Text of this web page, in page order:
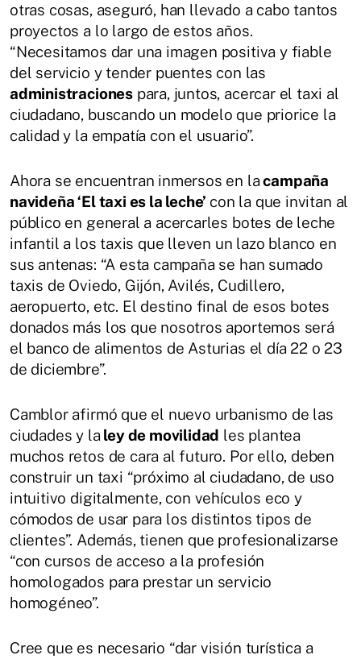
otras cosas, aseguró, han llevado a cabo tantos
proyectos a lo largo de estos años.
“Necesitamos dar una imagen positiva y fiable
del servicio y tender puentes con las
administracionespara, juntos, acercar el taxi al
ciudadano, buscando un modelo que priorice la
calidad y la empatía con el usuario”.
Ahora se encuentran inmersos en lacampaña
navideña ‘El taxi es la leche’ con la que invitan al
público en general a acercarles botes de leche
infantil a los taxis que lleven un lazo blanco en
sus antenas: “A esta campaña se han sumado
taxis de Oviedo, Gijón, Avilés, Cudillero,
aeropuerto, etc. El destino final de esos botes
donados más los que nosotros aportemos será
el banco de alimentos de Asturias el día 22 o 23
de diciembre”.
Camblor afirmó que el nuevo urbanismo de las
ciudades y la ley de movilidad les plantea
muchos retos de cara al futuro. Por ello, deben
construir un taxi “próximo al ciudadano, de uso
intuitivo digitalmente, con vehículos eco y
cómodos de usar para los distintos tipos de
clientes”. Además, tienen que profesionalizarse
“con cursos de acceso a la profesión
homologados para prestar un servicio
homogéneo”.
Cree que es necesario “dar visión turística a